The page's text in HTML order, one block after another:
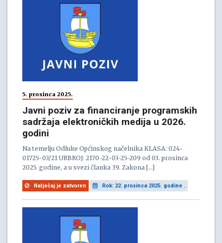
5. prosinca 2025.
Javni poziv za financiranje programskih
sadržaja elektroničkih medija u 2026.
godini
Na temelju Odluke Općinskog načelnika KLASA: 024-
01725-03/21 URBROJ: 2170-22-03-25-209 od 03. prosinca
2025. godine, a u svezi članka 39. Zakona […]
Natječaj je zatvoren Rok: 22. prosinca 2025. godine .